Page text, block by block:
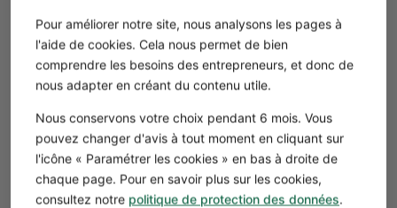
Pour améliorer notre site, nous analysons les pages à
l'aide de cookies. Cela nous permet de bien
comprendre les besoins des entrepreneurs, et donc de
nous adapter en créant du contenu utile.
Nous conservons votre choix pendant 6 mois. Vous
pouvez changer d'avis à tout moment en cliquant sur
l'icône « Paramétrer les cookies » en bas à droite de
chaque page. Pour en savoir plus sur les cookies,
consultez notre politique de protection des données.
#5 Trouver son associé ou son 1er
salarié ?
S’associer implique de partager son pouvoir de décision
et de céder un “morceau” de votre entreprise. Ainsi, êtes-
(vision, savoir-faire unique, réseau, initiative) ?
Typiquement, si vous cherchez un développeur pour
créer un site e-commerce et vendre les produits que
vous fabriquez, un
salarié ou un freelance
peut faire